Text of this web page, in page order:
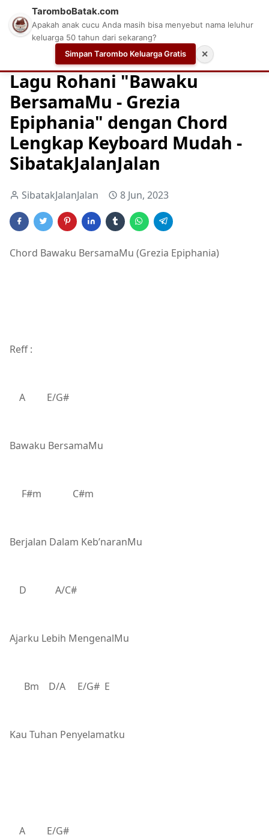
Chord Chord Gitar Lagu Rohani Chord Gitar
Lagu Rohani "Bawaku
BersamaMu - Grezia
Epiphania" dengan Chord
Lengkap Keyboard Mudah -
SibatakJalanJalan
SibatakJalanJalan 8 Jun, 2023
Chord Bawaku BersamaMu (Grezia Epiphania)
Reff :
A E/G#
Bawaku BersamaMu
F#m C#m
Berjalan Dalam Keb’naranMu
D A/C#
Ajarku Lebih MengenalMu
Bm D/A E/G# E
Kau Tuhan Penyelamatku
A E/G#
TaromboBatak.com
Apakah anak cucu Anda masih bisa menyebut nama leluhur
keluarga 50 tahun dari sekarang?
Simpan Tarombo Keluarga Gratis
✕